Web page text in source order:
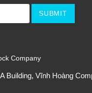
Company
Building, Vĩnh Hoàng